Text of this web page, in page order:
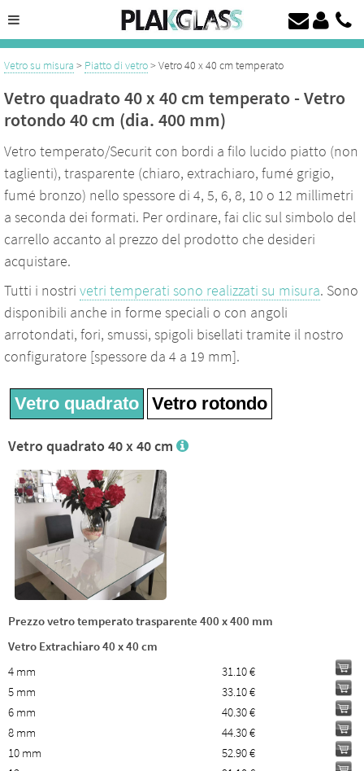
Taglio del vetro su misura da 4 a 19 mm
Vetro temperato, vetro laccato su misura a prezzo discount
Vetro su misura > Piatto di vetro> Vetro 40 x 40 cm temperato
Vetro quadrato 40 x 40 cm temperato - Vetro
rotondo 40 cm (dia. 400 mm)
Vetro temperato/Securit con bordi a filo lucido piatto (non
taglienti), trasparente (chiaro, extrachiaro, fumé grigio,
fumé bronzo) nello spessore di 4, 5, 6, 8, 10 o 12 millimetri
a seconda dei formati. Per ordinare, fai clic sul simbolo del
carrello accanto al prezzo del prodotto che desideri
acquistare.
Tutti i nostri vetri temperati sono realizzati su misura. Sono
disponibili anche in forme speciali o con angoli
arrotondati, fori, smussi, spigoli bisellati tramite il nostro
configuratore [spessore da 4 a 19 mm].
Vetro quadrato Vetro rotondo
Vetro quadrato 40 x 40 cm
Prezzo vetro temperato trasparente 400 x 400 mm
Vetro Extrachiaro 40 x 40 cm
4 mm
31.10 €
5 mm
33.10 €
6 mm
40.30 €
8 mm
44.30 €
10 mm
52.90 €